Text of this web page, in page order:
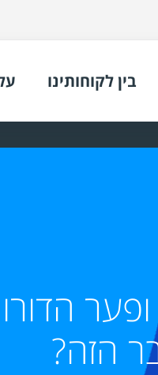
בין לקוחותינו
הזה?